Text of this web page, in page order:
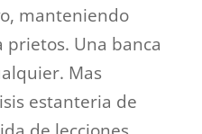
manteniendo
prietos. Una banca
Mas
estanteria de